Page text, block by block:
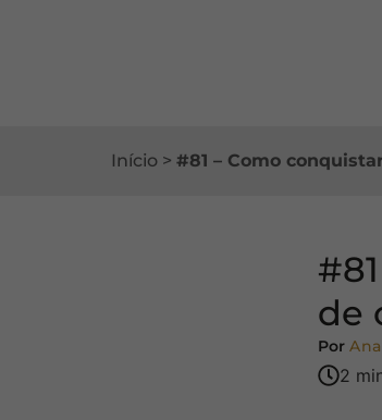
Início > #81 – Como
de
Por